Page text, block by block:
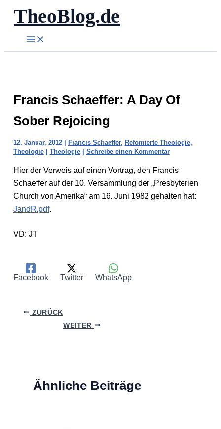
Zum
Inhalt
springen
TheoBlog.de
Francis Schaeffer: A Day Of
Sober Rejoicing
12. Januar, 2012 | Francis Schaeffer, Refomierte Theologie,
Theologie| Theologie| Schreibe einen Kommentar
Hier der Verweis auf einen Vortrag, den Francis
Schaeffer auf der 10. Versammlung der „Presbyterien
Church von Amerika“ am 16. Juni 1982 gehalten hat:
JandR.pdf.
VD: JT
Facebook Twitter WhatsApp
ZURÜCK
WEITER
Ähnliche Beiträge